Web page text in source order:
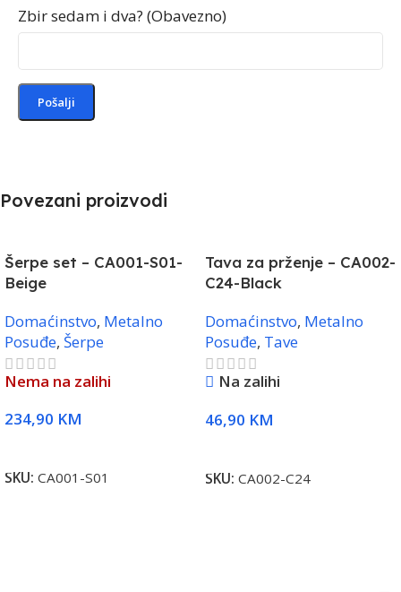
Zbir sedam i dva? (Obavezno)
Povezani proizvodi
Šerpe set – CA001-S01-
Beige
Domaćinstvo, Metalno
Posuđe, Šerpe
Nema na zalihi
234,90 KM
SKU: CA001-S01
Tava za prženje – CA002-
C24-Black
Domaćinstvo, Metalno
Posuđe, Tave
Na zalihi
46,90 KM
SKU: CA002-C24